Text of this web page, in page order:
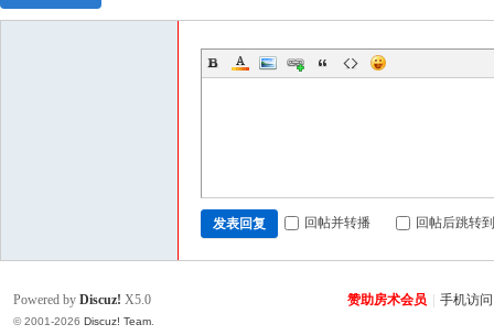
发表回复 回帖并转播 回帖后跳转
赞助房术会员 手机访问
Powered by Discuz! X5.0
© 2001-2026 Discuz! Team